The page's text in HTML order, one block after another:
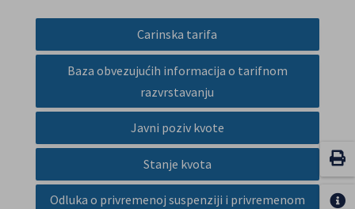
Carinska tarifa
Baza obvezujućih informacija o tarifnom
razvrstavanju
Javni poziv kvote
Stanje kvota
Odluka o privremenoj suspenziji i privremenom